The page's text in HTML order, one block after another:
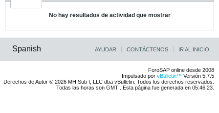
No hay resultados de actividad que mostrar
Spanish AYUDAR CONTÁCTENOS IR AL INICIO
ForoSAP online desde 2008
Impulsado por vBulletin™ Versión 5.7.5
Derechos de Autor © 2026 MH Sub I, LLC dba vBulletin. Todos los derechos reservados.
Todas las horas son GMT . Esta página fue generada en 05:46:23.